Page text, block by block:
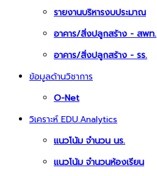
รายงานบริหารงบประมาณ
อาคาร/สิ่งปลูกสร้าง - สพท.
อาคาร/สิ่งปลูกสร้าง - รร.
ข้อมูลด้านวิชาการ
O-Net
วิเคราะห์ EDU.Analytics
แนวโน้ม จำนวน นร.
แนวโน้ม จำนวนห้องเรียน